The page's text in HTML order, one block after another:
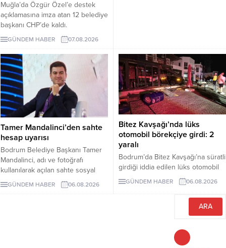
Muğla’da Özgür Özel’e destek
açıklamasına imza atan 12 belediye
başkanı CHP’de kaldı.
Milletvekilleri Yeni Parti’ye
geçerken belediye başkanlarının
tutumu ve CHP yönetiminin
sessizliği tartışılıyor.
GÜNDEM HABER 07.08.2026
Tamer Mandalinci’den sahte
hesap uyarısı
Bodrum Belediye Başkanı Tamer
Mandalinci, adı ve fotoğrafı
kullanılarak açılan sahte sosyal
medya hesaplarına karşı uyarıda
bulundu. Mandalinci, tek resmî
GÜNDEM HABER 06.08.2026
Bitez Kavşağı’nda lüks
otomobil börekçiye girdi: 2
yaralı
Bodrum’da Bitez Kavşağı’na süratli
girdiği iddia edilen lüks otomobil
börekçiye girdi. Kazada sürücü ve
GÜNDEM HABER 06.08.2026